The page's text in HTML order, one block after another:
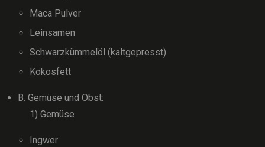
Maca Pulver
Leinsamen
Schwarzkümmelöl (kaltgepresst)
Kokosfett
B. Gemüse und Obst:
1) Gemüse
Ingwer